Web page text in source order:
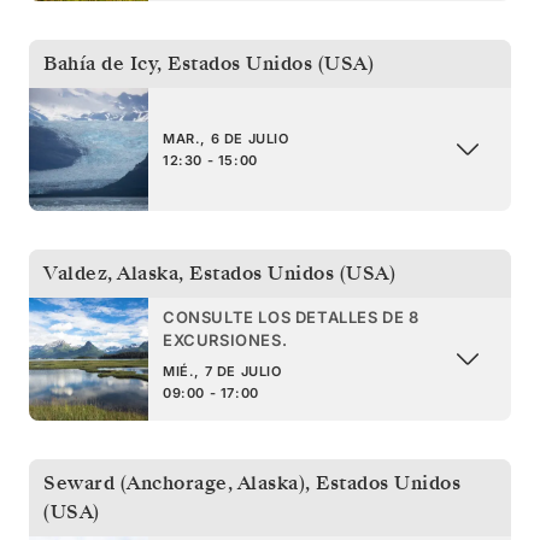
Bahía de Icy, Estados Unidos (USA)
MAR., 6 DE JULIO
12:30 - 15:00
Valdez, Alaska, Estados Unidos (USA)
CONSULTE LOS DETALLES DE 8
EXCURSIONES.
MIÉ., 7 DE JULIO
09:00 - 17:00
Seward (Anchorage, Alaska), Estados Unidos
(USA)